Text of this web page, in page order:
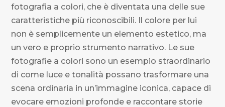
fotografia a colori, che è diventata una delle sue
caratteristiche più riconoscibili. Il colore per lui
non è semplicemente un elemento estetico, ma
un vero e proprio strumento narrativo. Le sue
fotografie a colori sono un esempio straordinario
di come luce e tonalità possano trasformare una
scena ordinaria in un’immagine iconica, capace di
evocare emozioni profonde e raccontare storie